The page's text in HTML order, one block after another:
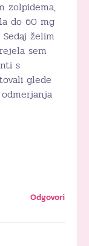
zolpidema,
do 60 mg
želim
sem
s
glede
Odgovori